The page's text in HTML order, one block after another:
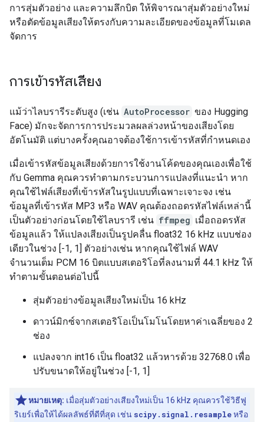
การสุ่มตัวอย่าง และความลึกบิต ให้พิจารณาสุ่มตัวอย่างใหม่
หรือตัดข้อมูลเสียงให้ตรงกับความละเอียดของข้อมูลที่โมเดล
จัดการ
การเข้ารหัสเสียง
แม้ว่าไลบรารีระดับสูง (เช่น AutoProcessor ของ Hugging
Face) มักจะจัดการการประมวลผลล่วงหน้าของเสียงโดย
อัตโนมัติ แต่บางครั้งคุณอาจต้องใช้การเข้ารหัสที่กำหนดเอง
เมื่อเข้ารหัสข้อมูลเสียงด้วยการใช้งานโค้ดของคุณเองเพื่อใช้
กับ Gemma คุณควรทำตามกระบวนการแปลงที่แนะนำ หาก
คุณใช้ไฟล์เสียงที่เข้ารหัสในรูปแบบที่เฉพาะเจาะจง เช่น
ข้อมูลที่เข้ารหัส MP3 หรือ WAV คุณต้องถอดรหัสไฟล์เหล่านี้
เป็นตัวอย่างก่อนโดยใช้ไลบรารี เช่น ffmpeg เมื่อถอดรหัส
ข้อมูลแล้ว ให้แปลงเสียงเป็นรูปคลื่น float32 16 kHz แบบช่อง
เดียวในช่วง [-1, 1] ตัวอย่างเช่น หากคุณใช้ไฟล์ WAV
จำนวนเต็ม PCM 16 บิตแบบสเตอริโอที่ลงนามที่ 44.1 kHz ให้
ทำตามขั้นตอนต่อไปนี้
สุ่มตัวอย่างข้อมูลเสียงใหม่เป็น 16 kHz
ดาวน์มิกซ์จากสเตอริโอเป็นโมโนโดยหาค่าเฉลี่ยของ 2
ช่อง
แปลงจาก int16 เป็น float32 แล้วหารด้วย 32768.0 เพื่อ
ปรับขนาดให้อยู่ในช่วง [-1, 1]
หมายเหตุ: เมื่อสุ่มตัวอย่างเสียงใหม่เป็น 16 kHz คุณควรใช้วิธีฟู
ริเยร์เพื่อให้ได้ผลลัพธ์ที่ดีที่สุด เช่น scipy.signal.resampleหรือ